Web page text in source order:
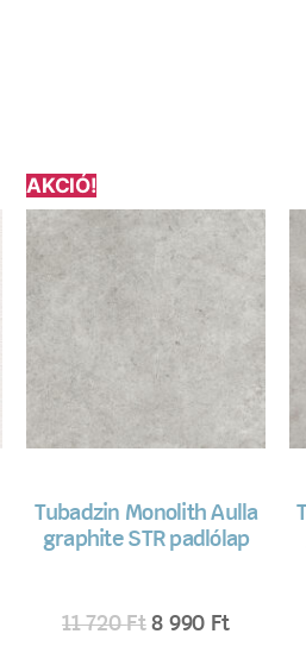
AKCIÓ!
Tubadzin Monolith Aulla
graphite STR padlólap
11 720Ft 8 990 Ft